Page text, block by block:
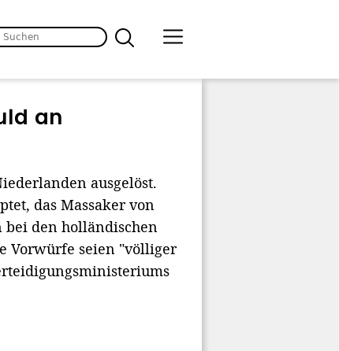
an
ausgelöst.
das Massaker von
bei den holländischen
Vorwürfe seien "völliger